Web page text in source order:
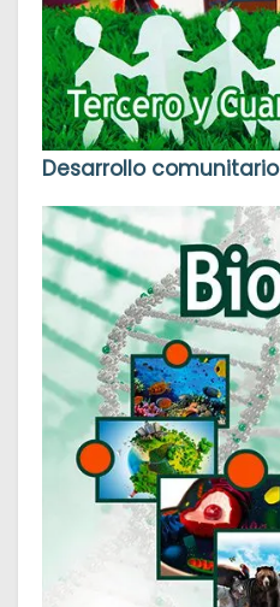
Desarrollo comunitario